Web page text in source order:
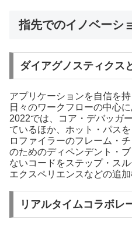
指先でのイノベーシ
ダイアグノスティクス
アプリケーションを自信を
日々のワークフローの中心
2022では、コア・デバッガ
ているほか、ホット・パス
ロファイラーのフレーム・
のためのディペンデント・
ないコードをステップ・ス
エクスペリエンスなどの追
リアルタイムコラボレ